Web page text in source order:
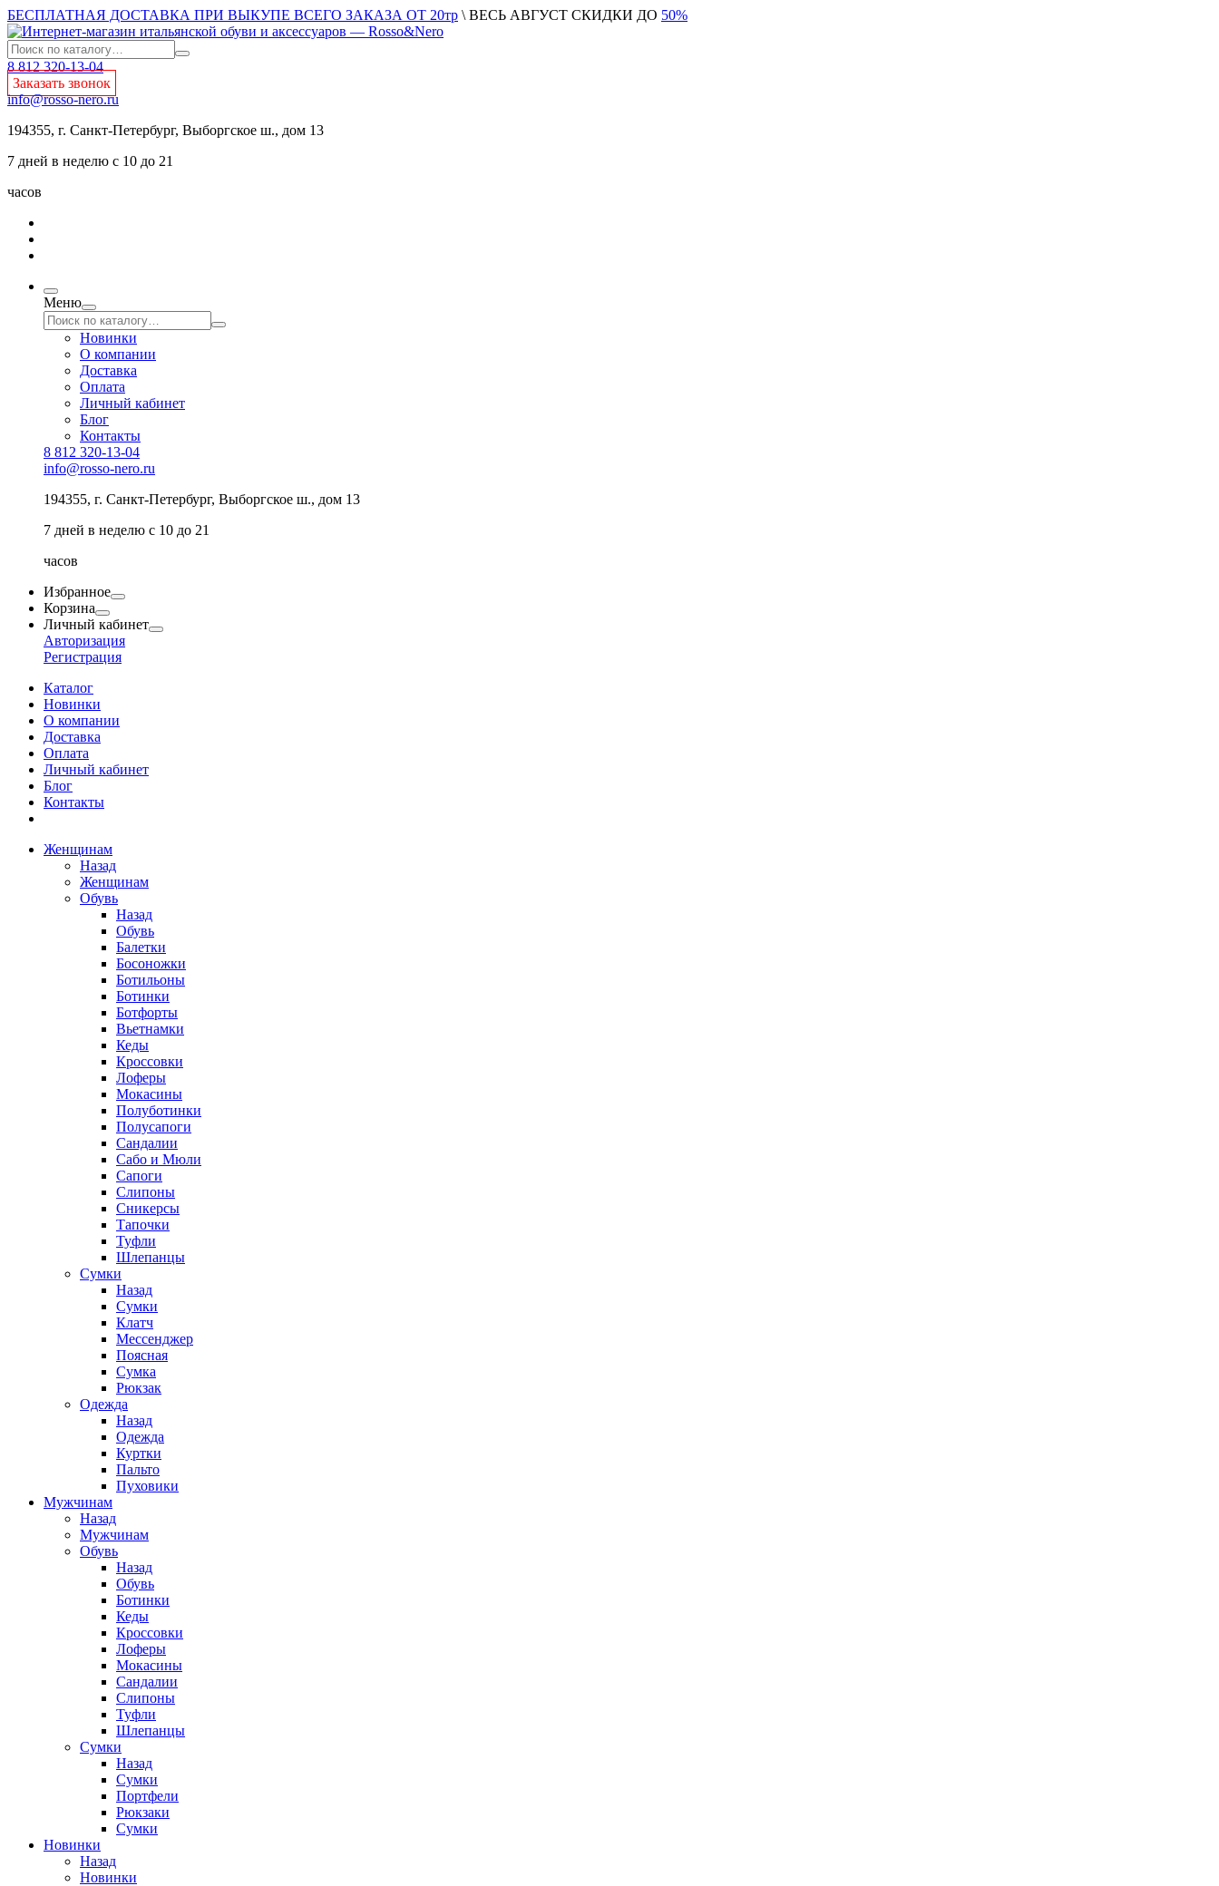
БЕСПЛАТНАЯ ДОСТАВКА ПРИ ВЫКУПЕ ВСЕГО ЗАКАЗА ОТ 20тр \ ВЕСЬ АВГУСТ СКИДКИ ДО 50%
8 812 320-13-04
Заказать звонок
info@rosso-nero.ru
194355, г. Санкт-Петербург, Выборгское ш., дом 13
7 дней в неделю с 10 до 21
часов
Меню
Новинки
О компании
Доставка
Оплата
Личный кабинет
Блог
Контакты
8 812 320-13-04
info@rosso-nero.ru
194355, г. Санкт-Петербург, Выборгское ш., дом 13
7 дней в неделю с 10 до 21
часов
Избранное
Корзина
Личный кабинет
Авторизация
Регистрация
Каталог
Новинки
О компании
Доставка
Оплата
Личный кабинет
Блог
Контакты
Женщинам
Назад
Женщинам
Обувь
Назад
Обувь
Балетки
Босоножки
Ботильоны
Ботинки
Ботфорты
Вьетнамки
Кеды
Кроссовки
Лоферы
Мокасины
Полуботинки
Полусапоги
Сандалии
Сабо и Мюли
Сапоги
Слипоны
Сникерсы
Тапочки
Туфли
Шлепанцы
Cумки
Назад
Cумки
Клатч
Мессенджер
Поясная
Сумка
Рюкзак
Одежда
Назад
Одежда
Куртки
Пальто
Пуховики
Мужчинам
Назад
Мужчинам
Обувь
Назад
Обувь
Ботинки
Кеды
Кроссовки
Лоферы
Мокасины
Сандалии
Слипоны
Туфли
Шлепанцы
Сумки
Назад
Сумки
Портфели
Рюкзаки
Сумки
Новинки
Назад
Новинки